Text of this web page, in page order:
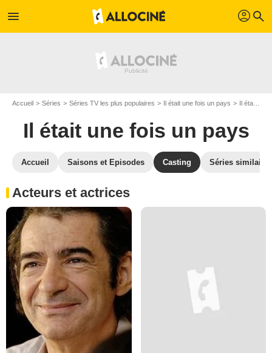
menu profil search
Accueil Séries Séries TV les plus populaires Il était une fois un pays Il était une fois un pays S01
Il était une fois un pays
Accueil Saisons et Episodes Casting Séries similaires
Acteurs et actrices